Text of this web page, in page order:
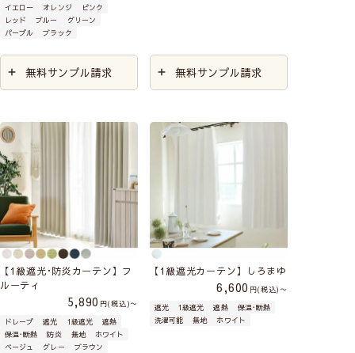
イエロー
オレンジ
ピンク
レッド
ブルー
グリーン
パープル
ブラック
無料サンプル請求 無料サンプル請求
【1級遮光･防炎カーテン】フ
ルーティ
5,890 税込 〜
ドレープ
遮光 1級遮光
遮熱
保温･断熱
防炎 無地
ホワイト
ベージュ
グレー
ブラウン
【1級遮光カーテン】しろまゆ
6,600 税込 〜
遮光
1級遮光 遮熱
保温･断熱
洗濯可能
無地 ホワイト